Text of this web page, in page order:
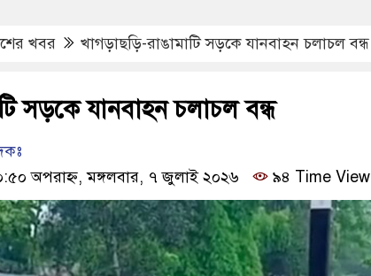
খবর খাগড়াছড়ি-রাঙামাটি সড়কে যানবাহন চলাচল বন্ধ
সড়কে যানবাহন চলাচল বন্ধ
অপরাহ্ন, মঙ্গলবার, ৭ জুলাই ২০২৬
৯৪ Time View